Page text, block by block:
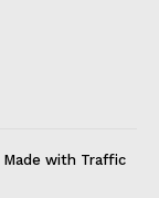
Made with Traffic